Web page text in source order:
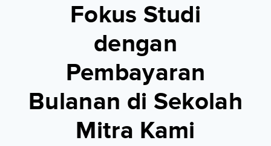
Fokus Studi
dengan
Pembayaran
Bulanan di Sekolah
Mitra Kami